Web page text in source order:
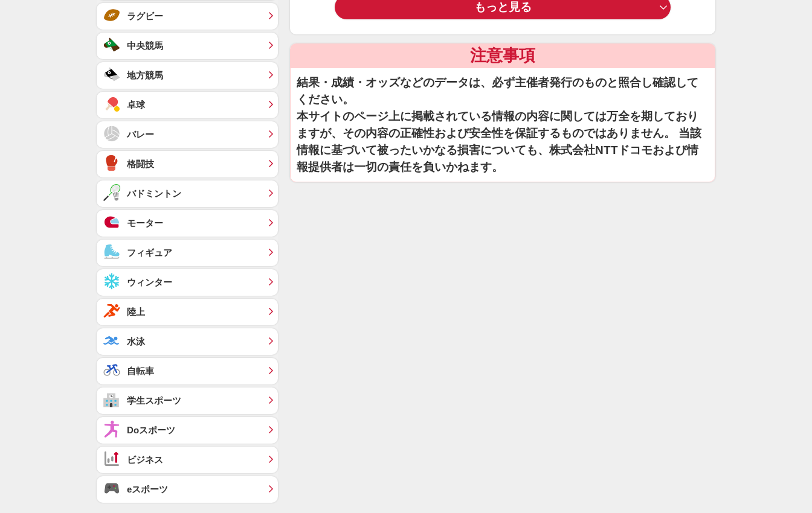
もっと見る
注意事項
結果・成績・オッズなどのデータは、必ず主催者発行のものと照合し確認して
ください。
本サイトのページ上に掲載されている情報の内容に関しては万全を期しており
ますが、その内容の正確性および安全性を保証するものではありません。 当該
情報に基づいて被ったいかなる損害についても、株式会社NTTドコモおよび情
報提供者は一切の責任を負いかねます。
ラグビー
中央競馬
地方競馬
卓球
バレー
格闘技
バドミントン
モーター
フィギュア
ウィンター
陸上
水泳
自転車
学生スポーツ
Doスポーツ
ビジネス
eスポーツ